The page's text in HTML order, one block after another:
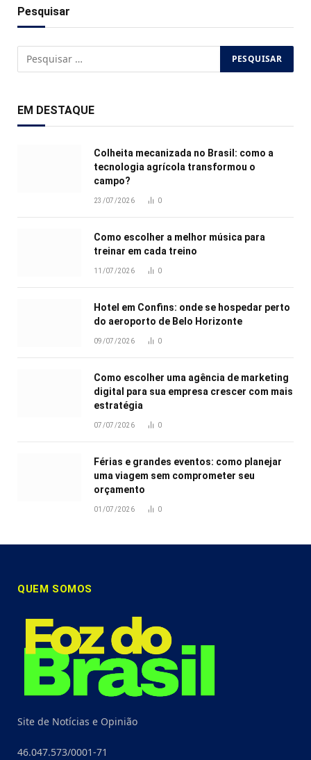
Pesquisar
EM DESTAQUE
Colheita mecanizada no Brasil: como a
tecnologia agrícola transformou o
campo?
23/07/2026 0
Como escolher a melhor música para
treinar em cada treino
11/07/2026 0
Hotel em Confins: onde se hospedar perto
do aeroporto de Belo Horizonte
09/07/2026 0
Como escolher uma agência de marketing
digital para sua empresa crescer com mais
estratégia
07/07/2026 0
Férias e grandes eventos: como planejar
uma viagem sem comprometer seu
orçamento
01/07/2026 0
QUEM SOMOS
Site de Notícias e Opinião
46.047.573/0001-71